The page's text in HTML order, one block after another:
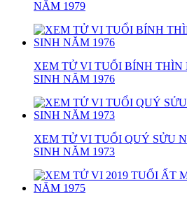
NĂM 1979
XEM TỬ VI TUỔI BÍNH THÌN
SINH NĂM 1976
XEM TỬ VI TUỔI QUÝ SỬU
SINH NĂM 1973